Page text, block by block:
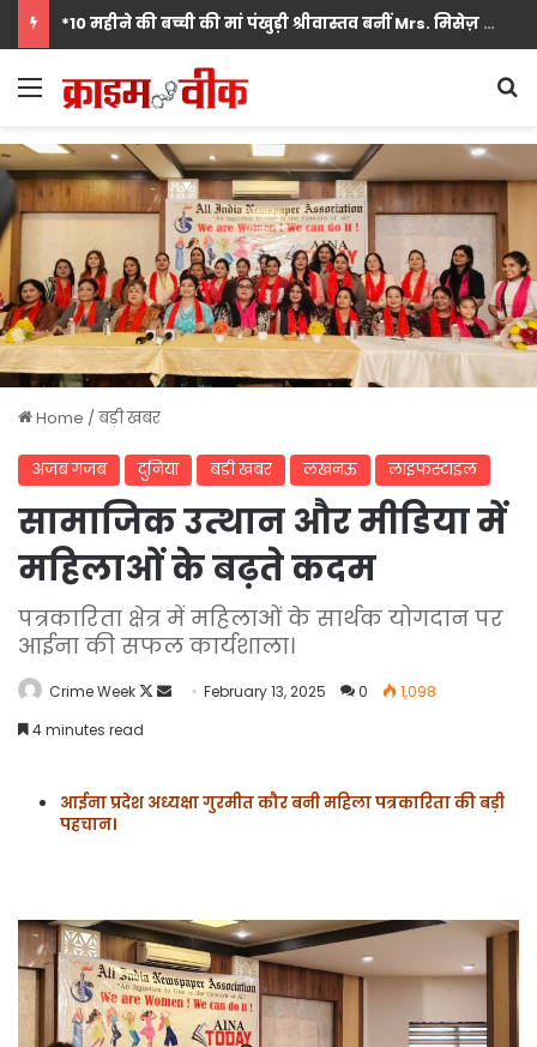
*10 महीने की बच्ची की मां पंखुड़ी श्रीवास्तव बनीं Mrs. मिसेज़ वर्ल्ड इंटरनेशनल 2026 की फर्स्ट रनर-अप, मां बनना सपनों का अंत नहीं शुरुआत है का दिया संदेश*
Menu
Home /बड़ी खबर
अजब गजब दुनिया बड़ी खबर लखनऊ लाइफस्टाइल
सामाजिक उत्थान और मीडिया में
महिलाओं के बढ़ते कदम
पत्रकारिता क्षेत्र में महिलाओं के सार्थक योगदान पर
आईना की सफल कार्यशाला।
Crime Week
Follow
SendFebruary 13, 2025 0
1,098
4 minutes read
आईना प्रदेश अध्यक्षा गुरमीत कौर बनी महिला पत्रकारिता की बड़ी
पहचान।